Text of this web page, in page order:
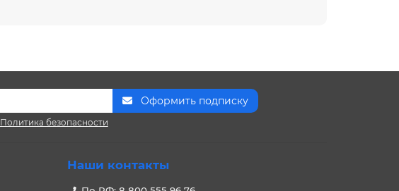
Оформить подписку
Политика безопасности
Наши контакты